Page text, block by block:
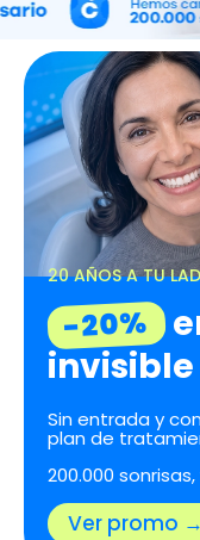
20 AÑOS A TU
-20%
Sin entrada y
plan de
200.000
Ver promo →